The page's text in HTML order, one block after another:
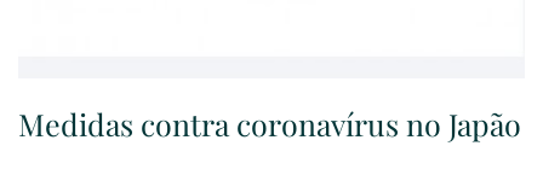
Medidas contra coronavírus no Japão